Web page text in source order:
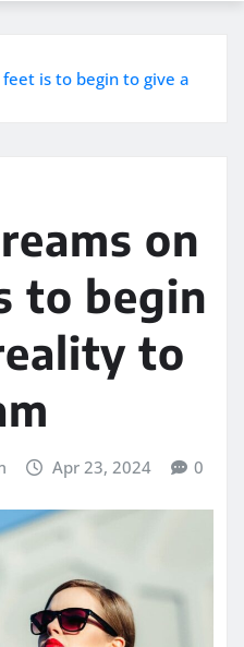
is to begin to give a
on
to begin
to
Apr 23, 2024 0